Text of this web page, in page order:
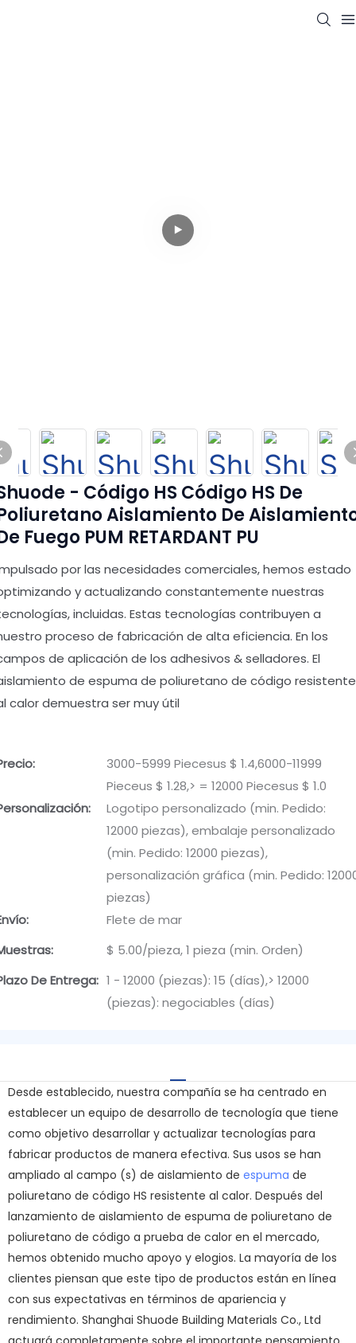
- Código HS Código HS De
Aislamiento De
Fuego PUM RETARDANT PU
por las necesidades comerciales, hemos estado
y actualizando constantemente nuestras
incluidas. Estas tecnologías contribuyen a
proceso de fabricación de alta eficiencia. En los
de aplicación de los adhesivos & selladores. El
de espuma de poliuretano de código resistente
calor demuestra ser muy útil
3000-5999 Piecesus $ 1.4,6000-11999
Pieceus $ 1.28,> = 12000 Piecesus $ 1.0
Logotipo personalizado (min. Pedido:
12000 piezas), embalaje personalizado
(min. Pedido: 12000 piezas),
personalización gráfica (min. Pedido:
piezas)
Flete de mar
$ 5.00/pieza, 1 pieza (min. Orden)
De Entrega: 1 - 12000 (piezas): 15 (días),> 12000
(piezas): negociables (días)
Desde establecido, nuestra compañía se ha centrado en
establecer un equipo de desarrollo de tecnología que tiene
como objetivo desarrollar y actualizar tecnologías para
fabricar productos de manera efectiva. Sus usos se han
ampliado al campo (s) de aislamiento de espuma de
poliuretano de código HS resistente al calor. Después del
lanzamiento de aislamiento de espuma de poliuretano de
poliuretano de código a prueba de calor en el mercado,
hemos obtenido mucho apoyo y elogios. La mayoría de los
clientes piensan que este tipo de productos están en línea
con sus expectativas en términos de apariencia y
rendimiento. Shanghai Shuode Building Materials Co., Ltd